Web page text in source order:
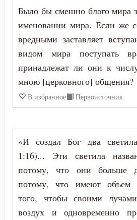
Девство
Дело
Деньги
Дети
Добродетель
Дух Святой
Душа
Иоанн Карпафский
Иоанн Кронштадтский
Иоанн Лествичник
Иоанн Мосх
Иосиф Оптинский (Литовкин)
Ириней Лионский
Исаак Сирин Ниневийский
Было бы смешно благо мира
именовании мира. Если же
вредными заставляет
видом мира поступать
принадлежат ли они к
мною [церковного] общения?
В избранное Первоисточник
«И создал Бог два
1:16)... Эти светила
потому, что они больше
потому, что имеют объем
того, чтобы своими
воздух и одновременно